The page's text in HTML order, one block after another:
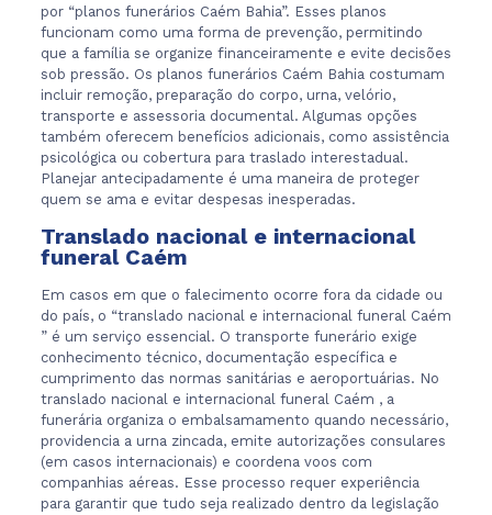
por “planos funerários Caém Bahia”. Esses planos
funcionam como uma forma de prevenção, permitindo
que a família se organize financeiramente e evite decisões
sob pressão. Os planos funerários Caém Bahia costumam
incluir remoção, preparação do corpo, urna, velório,
transporte e assessoria documental. Algumas opções
também oferecem benefícios adicionais, como assistência
psicológica ou cobertura para traslado interestadual.
Planejar antecipadamente é uma maneira de proteger
quem se ama e evitar despesas inesperadas.
Translado nacional e internacional
funeral Caém
Em casos em que o falecimento ocorre fora da cidade ou
do país, o “translado nacional e internacional funeral Caém
” é um serviço essencial. O transporte funerário exige
conhecimento técnico, documentação específica e
cumprimento das normas sanitárias e aeroportuárias. No
translado nacional e internacional funeral Caém , a
funerária organiza o embalsamamento quando necessário,
providencia a urna zincada, emite autorizações consulares
(em casos internacionais) e coordena voos com
companhias aéreas. Esse processo requer experiência
para garantir que tudo seja realizado dentro da legislação